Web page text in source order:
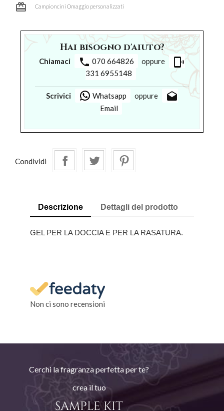
card_giftcard Campioncini Omaggio personalizzati
Hai bisogno d'aiuto?
Chiamaci phone 070 664826 oppure phonelink_ring
331 6955148
Scrivici Whatsapp oppure drafts
Email
Condividi
Descrizione Dettagli del prodotto
GEL PER LA DOCCIA E PER LA RASATURA.
Non ci sono recensioni
Cerchi la fragranza perfetta per te?
crea il tuo
SAMPLE KIT